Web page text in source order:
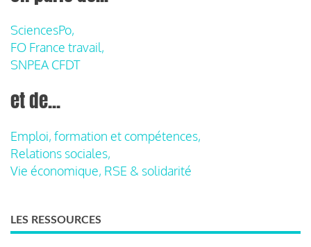
SciencesPo,
FO France travail,
SNPEA CFDT
et de...
Emploi, formation et compétences,
Relations sociales,
Vie économique, RSE & solidarité
LES RESSOURCES